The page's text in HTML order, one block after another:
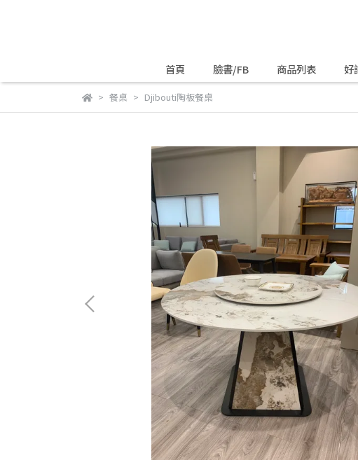
首頁 臉書/FB 商品列表 好
餐桌 Djibouti陶板餐桌